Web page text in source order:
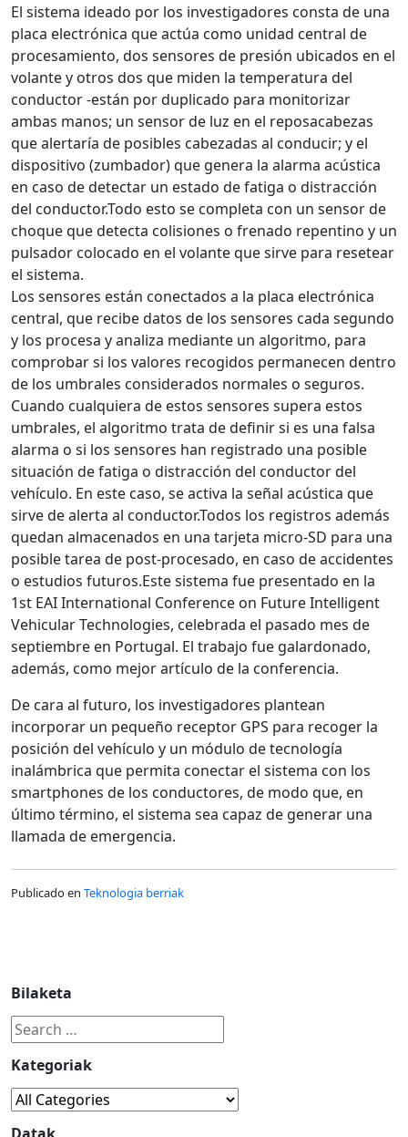
El sistema ideado por los investigadores consta de una
placa electrónica que actúa como unidad central de
procesamiento, dos sensores de presión ubicados en el
volante y otros dos que miden la temperatura del
conductor -están por duplicado para monitorizar
ambas manos; un sensor de luz en el reposacabezas
que alertaría de posibles cabezadas al conducir; y el
dispositivo (zumbador) que genera la alarma acústica
en caso de detectar un estado de fatiga o distracción
del conductor.Todo esto se completa con un sensor de
choque que detecta colisiones o frenado repentino y un
pulsador colocado en el volante que sirve para resetear
el sistema.
Los sensores están conectados a la placa electrónica
central, que recibe datos de los sensores cada segundo
y los procesa y analiza mediante un algoritmo, para
comprobar si los valores recogidos permanecen dentro
de los umbrales considerados normales o seguros.
Cuando cualquiera de estos sensores supera estos
umbrales, el algoritmo trata de definir si es una falsa
alarma o si los sensores han registrado una posible
situación de fatiga o distracción del conductor del
vehículo. En este caso, se activa la señal acústica que
sirve de alerta al conductor.Todos los registros además
quedan almacenados en una tarjeta micro-SD para una
posible tarea de post-procesado, en caso de accidentes
o estudios futuros.Este sistema fue presentado en la
1st EAI International Conference on Future Intelligent
Vehicular Technologies, celebrada el pasado mes de
septiembre en Portugal. El trabajo fue galardonado,
además, como mejor artículo de la conferencia.
De cara al futuro, los investigadores plantean
incorporar un pequeño receptor GPS para recoger la
posición del vehículo y un módulo de tecnología
inalámbrica que permita conectar el sistema con los
smartphones de los conductores, de modo que, en
último término, el sistema sea capaz de generar una
llamada de emergencia.
Publicado en Teknologia berriak
Bilaketa
Kategoriak